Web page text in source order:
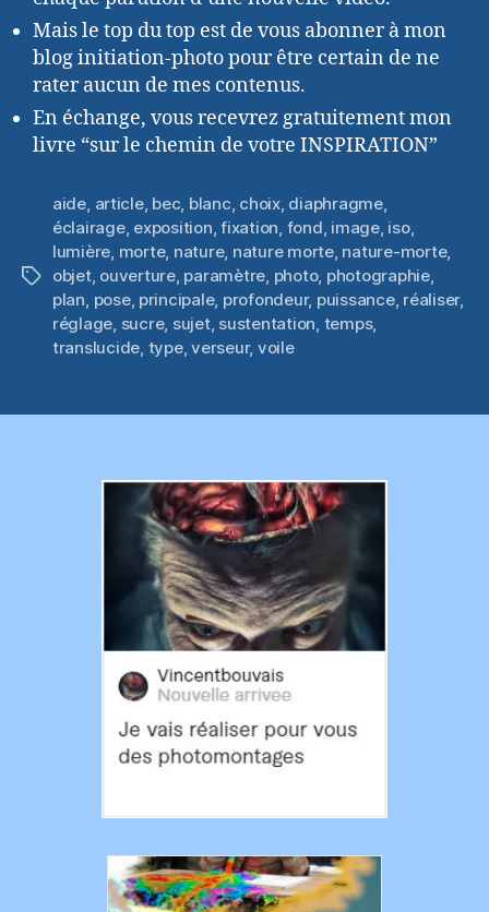
Mais le top du top est de vous abonner à mon
blog initiation-photo pour être certain de ne
rater aucun de mes contenus.
En échange, vous recevrez gratuitement mon
livre “sur le chemin de votre INSPIRATION”
Étiquettes
aide article, bec blanc choix, diaphragme,
éclairage, exposition ,fixation fond image, iso,
lumière morte, nature, nature morte, nature-morte,
objet, ouverture, paramètre photo, photographie,
plan pose, principale, profondeur, puissance, réaliser,
réglage sucre, sujet, sustentation temps,
translucide type,verseur, voile